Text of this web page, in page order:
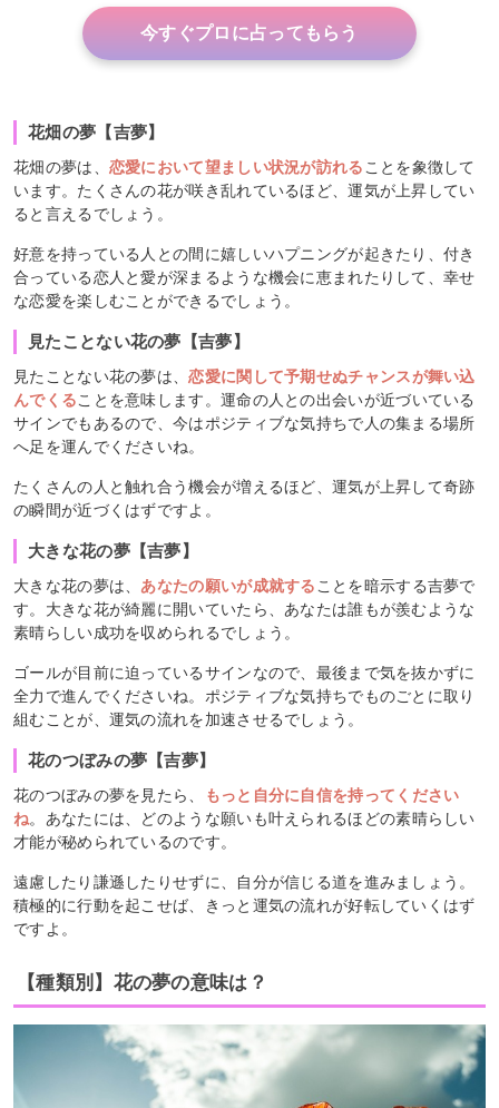
今すぐプロに占ってもらう
花畑の夢【吉夢】
花畑の夢は、 恋愛において望ましい状況が訪れる ことを象徴して
います。たくさんの花が咲き乱れているほど、運気が上昇してい
ると言えるでしょう。
好意を持っている人との間に嬉しいハプニングが起きたり、付き
合っている恋人と愛が深まるような機会に恵まれたりして、幸せ
な恋愛を楽しむことができるでしょう。
見たことない花の夢【吉夢】
見たことない花の夢は、恋愛に関して予期せぬチャンスが舞い込
んでくることを意味します。運命の人との出会いが近づいている
サインでもあるので、今はポジティブな気持ちで人の集まる場所
へ足を運んでくださいね。
たくさんの人と触れ合う機会が増えるほど、運気が上昇して奇跡
の瞬間が近づくはずですよ。
大きな花の夢【吉夢】
大きな花の夢は、 あなたの願いが成就する ことを暗示する吉夢で
す。大きな花が綺麗に開いていたら、あなたは誰もが羨むような
素晴らしい成功を収められるでしょう。
ゴールが目前に迫っているサインなので、最後まで気を抜かずに
全力で進んでくださいね。ポジティブな気持ちでものごとに取り
組むことが、運気の流れを加速させるでしょう。
花のつぼみの夢【吉夢】
花のつぼみの夢を見たら、
もっと自分に自信を持ってください
ね。あなたには、どのような願いも叶えられるほどの素晴らしい
才能が秘められているのです。
遠慮したり謙遜したりせずに、自分が信じる道を進みましょう。
積極的に行動を起こせば、きっと運気の流れが好転していくはず
ですよ。
【種類別】花の夢の意味は？